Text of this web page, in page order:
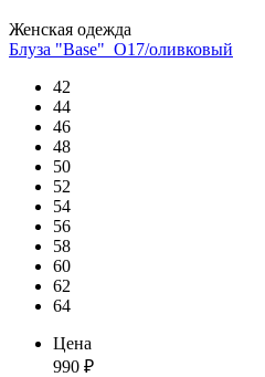
Женская одежда
Блуза "Base"_О17/оливковый
42
44
46
48
50
52
54
56
58
60
62
64
Цена
990 ₽